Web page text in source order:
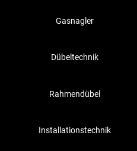
Gasnagler
Dübeltechnik
Rahmendübel
Installationstechnik